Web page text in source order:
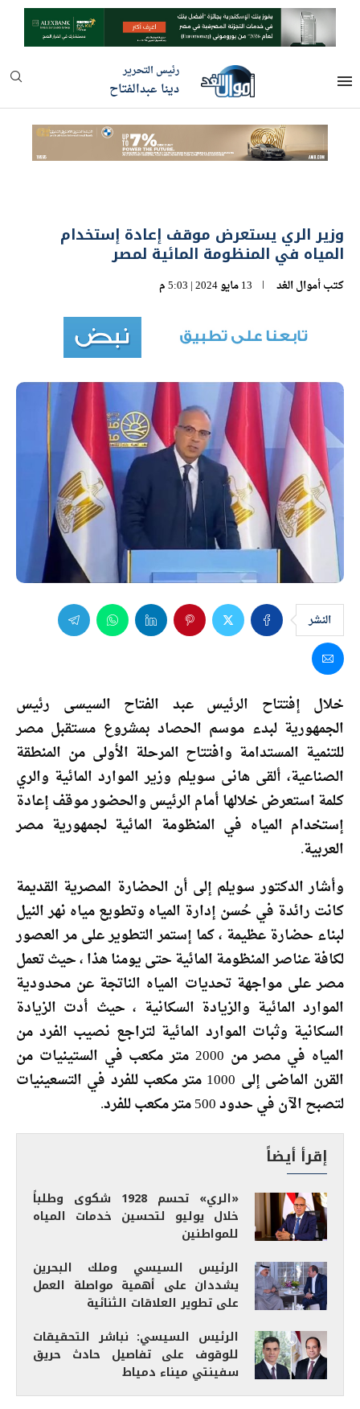
رئيس التحرير
دينا عبدالفتاح
وزير الري يستعرض موقف إعادة إستخدام
المياه في المنظومة المائية لمصر
كتبأموال الغد 13 مايو 2024 | 5:03 م
النشر
خلال إفتتاح الرئيس عبد الفتاح السيسى رئيس
الجمهورية لبدء موسم الحصاد بمشروع مستقبل مصر
للتنمية المستدامة وافتتاح المرحلة الأولى من المنطقة
الصناعية، ألقى هانى سويلم وزير الموارد المائية والري
كلمة استعرض خلالها أمام الرئيس والحضور موقف إعادة
إستخدام المياه في المنظومة المائية لجمهورية مصر
العربية.
وأشار الدكتور سويلم إلى أن الحضارة المصرية القديمة
كانت رائدة في حُسن إدارة المياه وتطويع مياه نهر النيل
لبناء حضارة عظيمة ، كما إستمر التطوير على مر العصور
لكافة عناصر المنظومة المائية حتى يومنا هذا ، حيث تعمل
مصر على مواجهة تحديات المياه الناتجة عن محدودية
الموارد المائية والزيادة السكانية ، حيث أدت الزيادة
السكانية وثبات الموارد المائية لتراجع نصيب الفرد من
المياه في مصر من 2000 متر مكعب في الستينيات من
القرن الماضى إلى 1000 متر مكعب للفرد في التسعينيات
لتصبح الآن في حدود 500 متر مكعب للفرد.
إقرأ أيضاً
«الري» تحسم 1928 شكوى وطلباً
خلال يوليو لتحسين خدمات المياه
للمواطنين
الرئيس السيسي وملك البحرين
يشددان على أهمية مواصلة العمل
على تطوير العلاقات الثنائية
الرئيس السيسي: نباشر التحقيقات
للوقوف على تفاصيل حادث حريق
سفينتي ميناء دمياط